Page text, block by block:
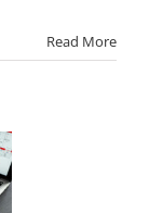
Read More